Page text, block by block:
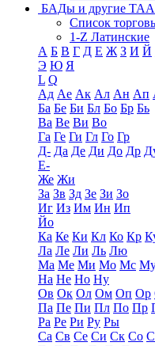
БАДы и другие ТАА
Список
1-Z Латинские
А Б В Г Д Е Ж З И Й
Э Ю Я
L Q
Ад Ае Ак Ал Ан Ап
Ба Бе Би Бл Бо Бр Бь
Ва Ве Ви Во
Га Ге Ги Гл Го Гр
Д- Да Де Ди До Др
Е-
Же Жи
За Зв Зд Зе Зи Зо
Иг Из Им Ин Ип
Йо
Ка Ке Ки Кл Ко Кр
Ла Ле Ли Ль Лю
Ма Ме Ми Мо Мс
На Не Но Ну
Ов Ок Ол Ом Оп Ор
Па Пе Пи Пл По Пр
Ра Ре Ри Ру Ры
Са Св Се Си Ск Со